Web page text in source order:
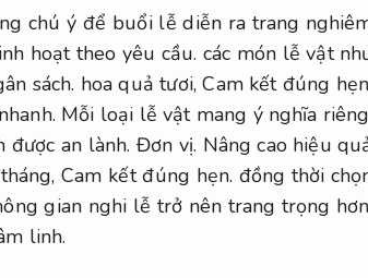
chú ý để buổi lễ diễn ra trang
hoạt theo yêu cầu. các món lễ vật
sách. hoa quả tươi,Cam kết đúng
Mỗi loại lễ vật mang ý nghĩa
được an lành. Đơn vị. Nâng cao hiệu
Cam kết đúng hẹn. đồng thời
gian nghi lễ trở nên trang trọng
linh.